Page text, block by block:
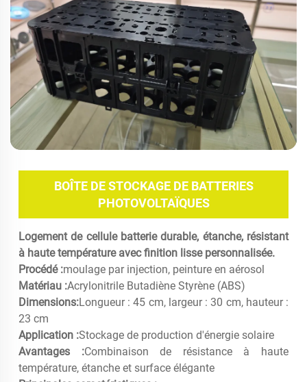
BOÎTE DE STOCKAGE DE BATTERIES
PHOTOVOLTAÏQUES
Logement de cellule batterie durable, étanche, résistant
à haute température avec finition lisse personnalisée.
Procédé :moulage par injection, peinture en aérosol
Matériau :Acrylonitrile Butadiène Styrène (ABS)
Dimensions:Longueur : 45 cm, largeur : 30 cm, hauteur :
23 cm
Application :Stockage de production d'énergie solaire
Avantages :Combinaison de résistance à haute
température, étanche et surface élégante